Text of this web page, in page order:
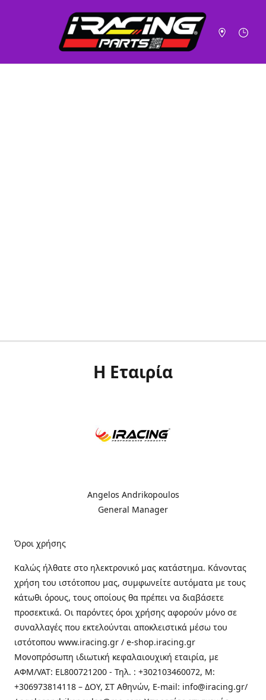
Η Εταιρία
Angelos Andrikopoulos
General Manager
Όροι χρήσης
Καλώς ήλθατε στo ηλεκτρονικό μας κατάστημα. Κάνοντας
χρήση του ιστότοπου μας, συμφωνείτε αυτόματα με τους
κάτωθι όρους, τους οποίους θα πρέπει να διαβάσετε
προσεκτικά. Οι παρόντες όροι χρήσης αφορούν μόνο σε
συναλλαγές που εκτελούνται αποκλειστικά μέσω του
ιστότοπου www.iracing.gr / e-shop.iracing.gr
Μονοπρόσωπη ιδιωτική κεφαλαιουχική εταιρία, με
ΑΦΜ/VAT: EL800721200 - Τηλ. : +302103460072, M:
+306973814118 – ΔΟΥ, ΣΤ Αθηνών, E-mail: info@iracing.gr/